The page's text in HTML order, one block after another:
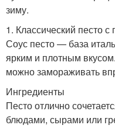
зиму.
1. Классический песто
Соус песто — база
ярким и плотным
можно замораживать
Ингредиенты
Песто отлично
блюдами, сырами или